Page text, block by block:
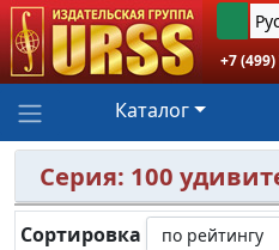
+7
Каталог
Серия: 100
Сортировка